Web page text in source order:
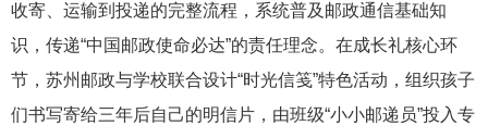
收寄、运输到投递的完整流程，系统普及邮政通信基础知
识，传递“中国邮政使命必达”的责任理念。在成长礼核心环
节，苏州邮政与学校联合设计“时光信笺”特色活动，组织孩子
们书写寄给三年后自己的明信片，由班级“小小邮递员”投入专